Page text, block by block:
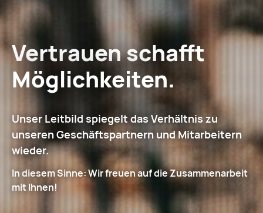
Vertrauen schafft
Möglichkeiten.
Unser Leitbild spiegelt das Verhältnis zu
unseren Geschäftspartnern und Mitarbeitern
wieder.
In diesem Sinne: Wir freuen auf die Zusammenarbeit
mit Ihnen!